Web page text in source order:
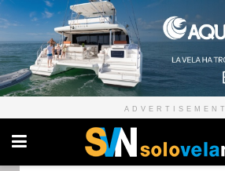
ADVERTISEMENT